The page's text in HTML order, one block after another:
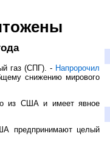
газ (СПГ). - Напророчил
снижению мирового
из США и имеет явное
предпринимают целый